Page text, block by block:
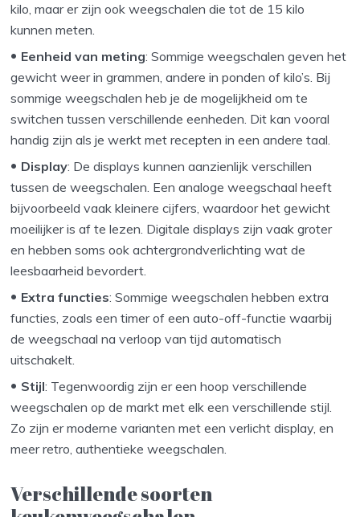
kilo, maar er zijn ook weegschalen die tot de 15 kilo
kunnen meten.
Eenheid van meting: Sommige weegschalen geven het
gewicht weer in grammen, andere in ponden of kilo’s. Bij
sommige weegschalen heb je de mogelijkheid om te
switchen tussen verschillende eenheden. Dit kan vooral
handig zijn als je werkt met recepten in een andere taal.
Display: De displays kunnen aanzienlijk verschillen
tussen de weegschalen. Een analoge weegschaal heeft
bijvoorbeeld vaak kleinere cijfers, waardoor het gewicht
moeilijker is af te lezen. Digitale displays zijn vaak groter
en hebben soms ook achtergrondverlichting wat de
leesbaarheid bevordert.
Extra functies: Sommige weegschalen hebben extra
functies, zoals een timer of een auto-off-functie waarbij
de weegschaal na verloop van tijd automatisch
uitschakelt.
Stijl: Tegenwoordig zijn er een hoop verschillende
weegschalen op de markt met elk een verschillende stijl.
Zo zijn er moderne varianten met een verlicht display, en
meer retro, authentieke weegschalen.
Verschillende soorten